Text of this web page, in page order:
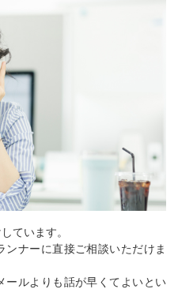
ています。
ンナーに直接ご相談いただけま
ールよりも話が早くてよいとい